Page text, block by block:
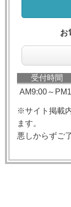
お
受付時間
AM9:00～
※サイト掲載
ます。
悪しからずご